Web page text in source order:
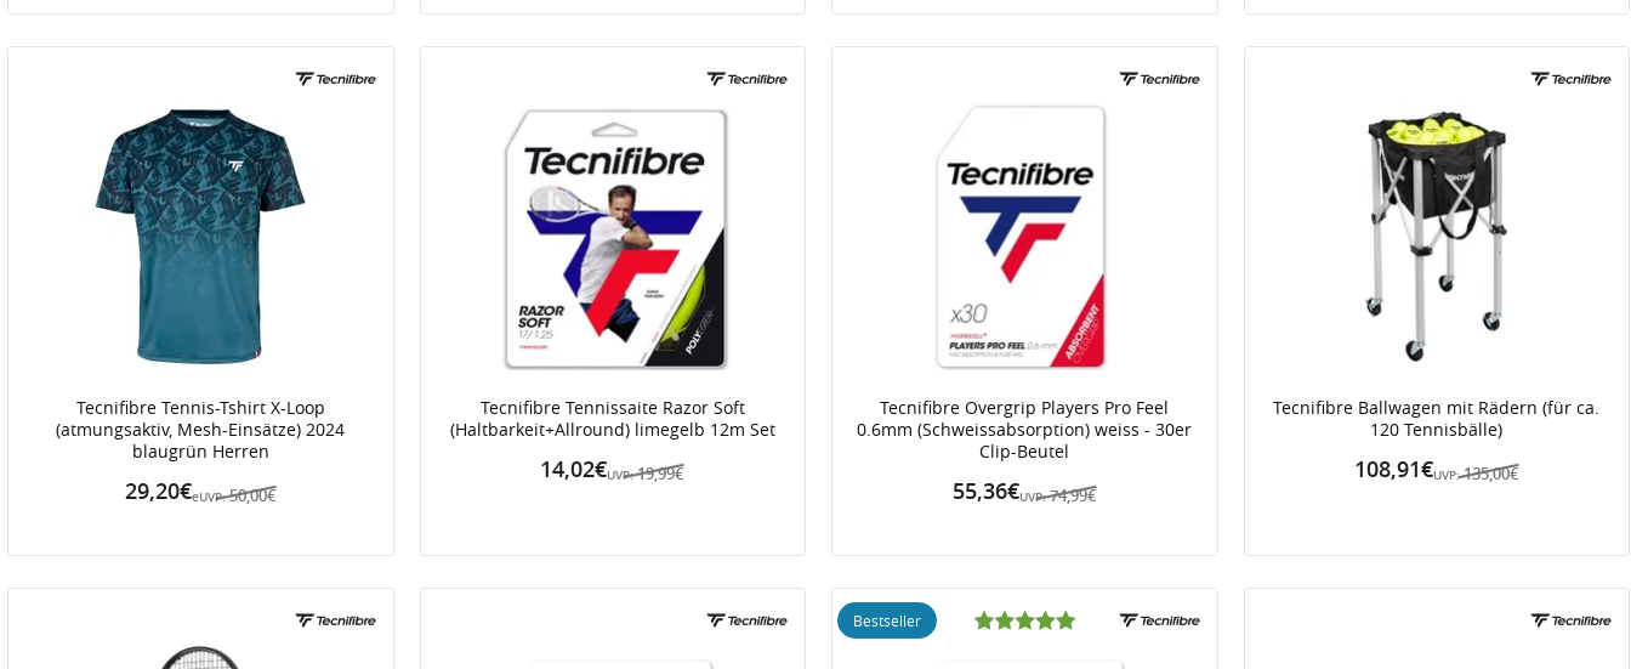
Tecnifibre Tennis-Tshirt X-Loop
(atmungsaktiv, Mesh-Einsätze) 2024
blaugrün Herren
eUVP: 50,00€
29,20€
Tecnifibre Tennissaite Razor Soft
(Haltbarkeit+Allround) limegelb 12m Set
UVP: 19,99€
14,02€
Tecnifibre Overgrip Players Pro Feel
0.6mm (Schweissabsorption) weiss - 30er
Clip-Beutel
UVP: 74,99€
55,36€
Tecnifibre Ballwagen mit Rädern (für ca.
120 Tennisbälle)
UVP: 135,00€
108,91€
Bestseller